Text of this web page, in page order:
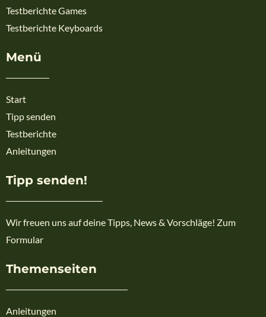
Testberichte Games
Testberichte Keyboards
Menü
Start
Tipp senden
Testberichte
Anleitungen
Tipp senden!
Wir freuen uns auf deine Tipps, News & Vorschläge! Zum
Formular
Themenseiten
Anleitungen